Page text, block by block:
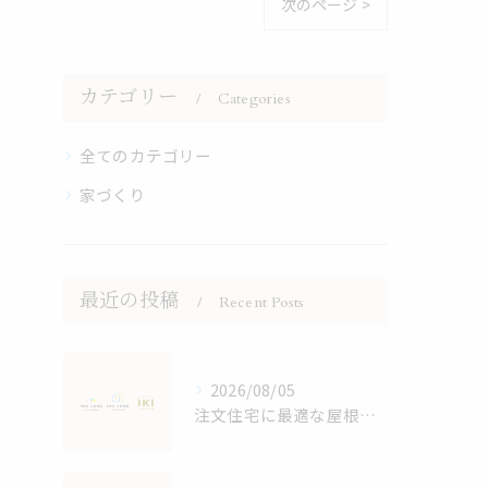
次のページ >
カテゴリー Categories
全てのカテゴリー
家づくり
最近の投稿 Recent Posts
2026/08/05
注文住宅に最適な屋根デザイン術